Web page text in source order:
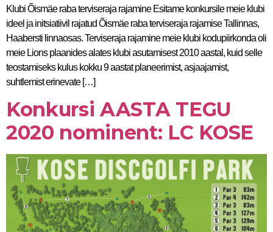
Klubi Õismäe raba terviseraja rajamine Esitame konkursile meie klubi
ideel ja initsiatiivil rajatud Õismäe raba terviseraja rajamise Tallinnas,
Haabersti linnaosas. Terviseraja rajamine meie klubi kodupiirkonda oli
meie Lions plaanides alates klubi asutamisest 2010 aastal, kuid selle
teostamiseks kulus kokku 9 aastat planeerimist, asjaajamist,
suhtlemist erinevate […]
Konkursi AASTA TEGU
2020 nominent: LC KOSE